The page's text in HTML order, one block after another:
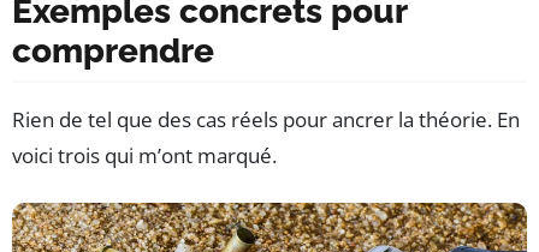
Exemples concrets pour
comprendre
Rien de tel que des cas réels pour ancrer la théorie. En
voici trois qui m’ont marqué.